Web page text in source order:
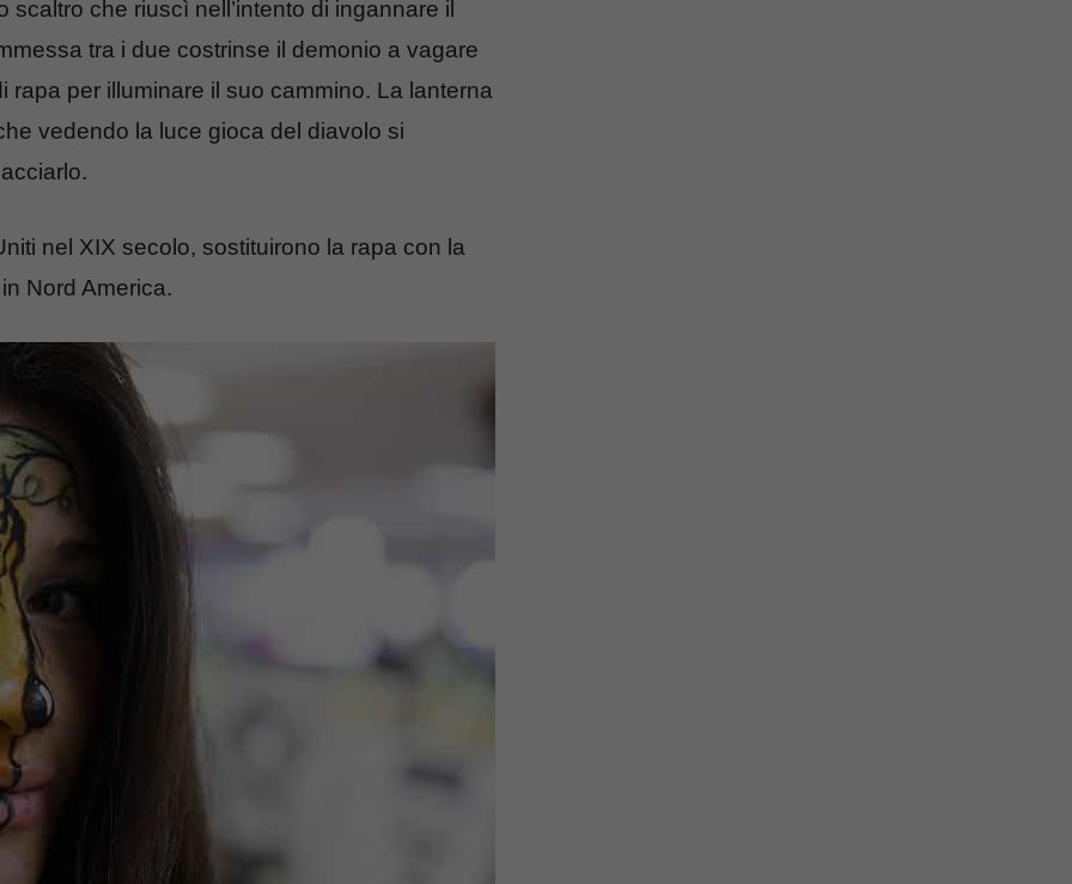
scaltro che riuscì nell’intento di ingannare il
tra i due costrinse il demonio a vagare
rapa per illuminare il suo cammino. La lanterna
vedendo la luce gioca del diavolo si
nel XIX secolo, sostituirono la rapa con la
Nord America.